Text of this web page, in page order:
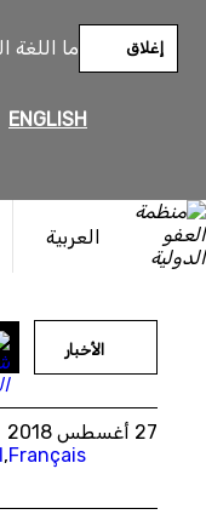
ما اللغة
ENGLISH
إغلاق
العربية
المحتوى
الأخبار
27 أغسطس 2018
,Français